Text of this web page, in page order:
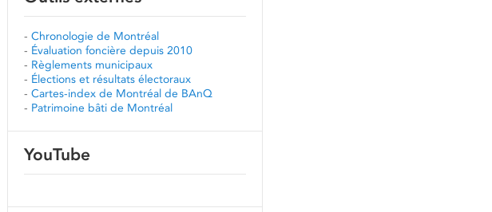
- Chronologie de Montréal
- Évaluation foncière depuis 2010
- Règlements municipaux
- Élections et résultats électoraux
- Cartes-index de Montréal de BAnQ
- Patrimoine bâti de Montréal
YouTube